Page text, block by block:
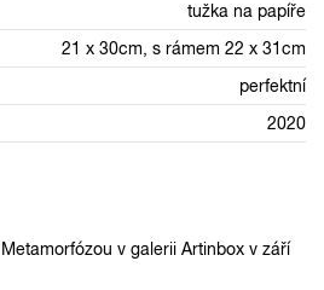
tužka na papíře
21 x 30cm, s rámem 22 x 31cm
perfektní
2020
v galerii Artinbox v září